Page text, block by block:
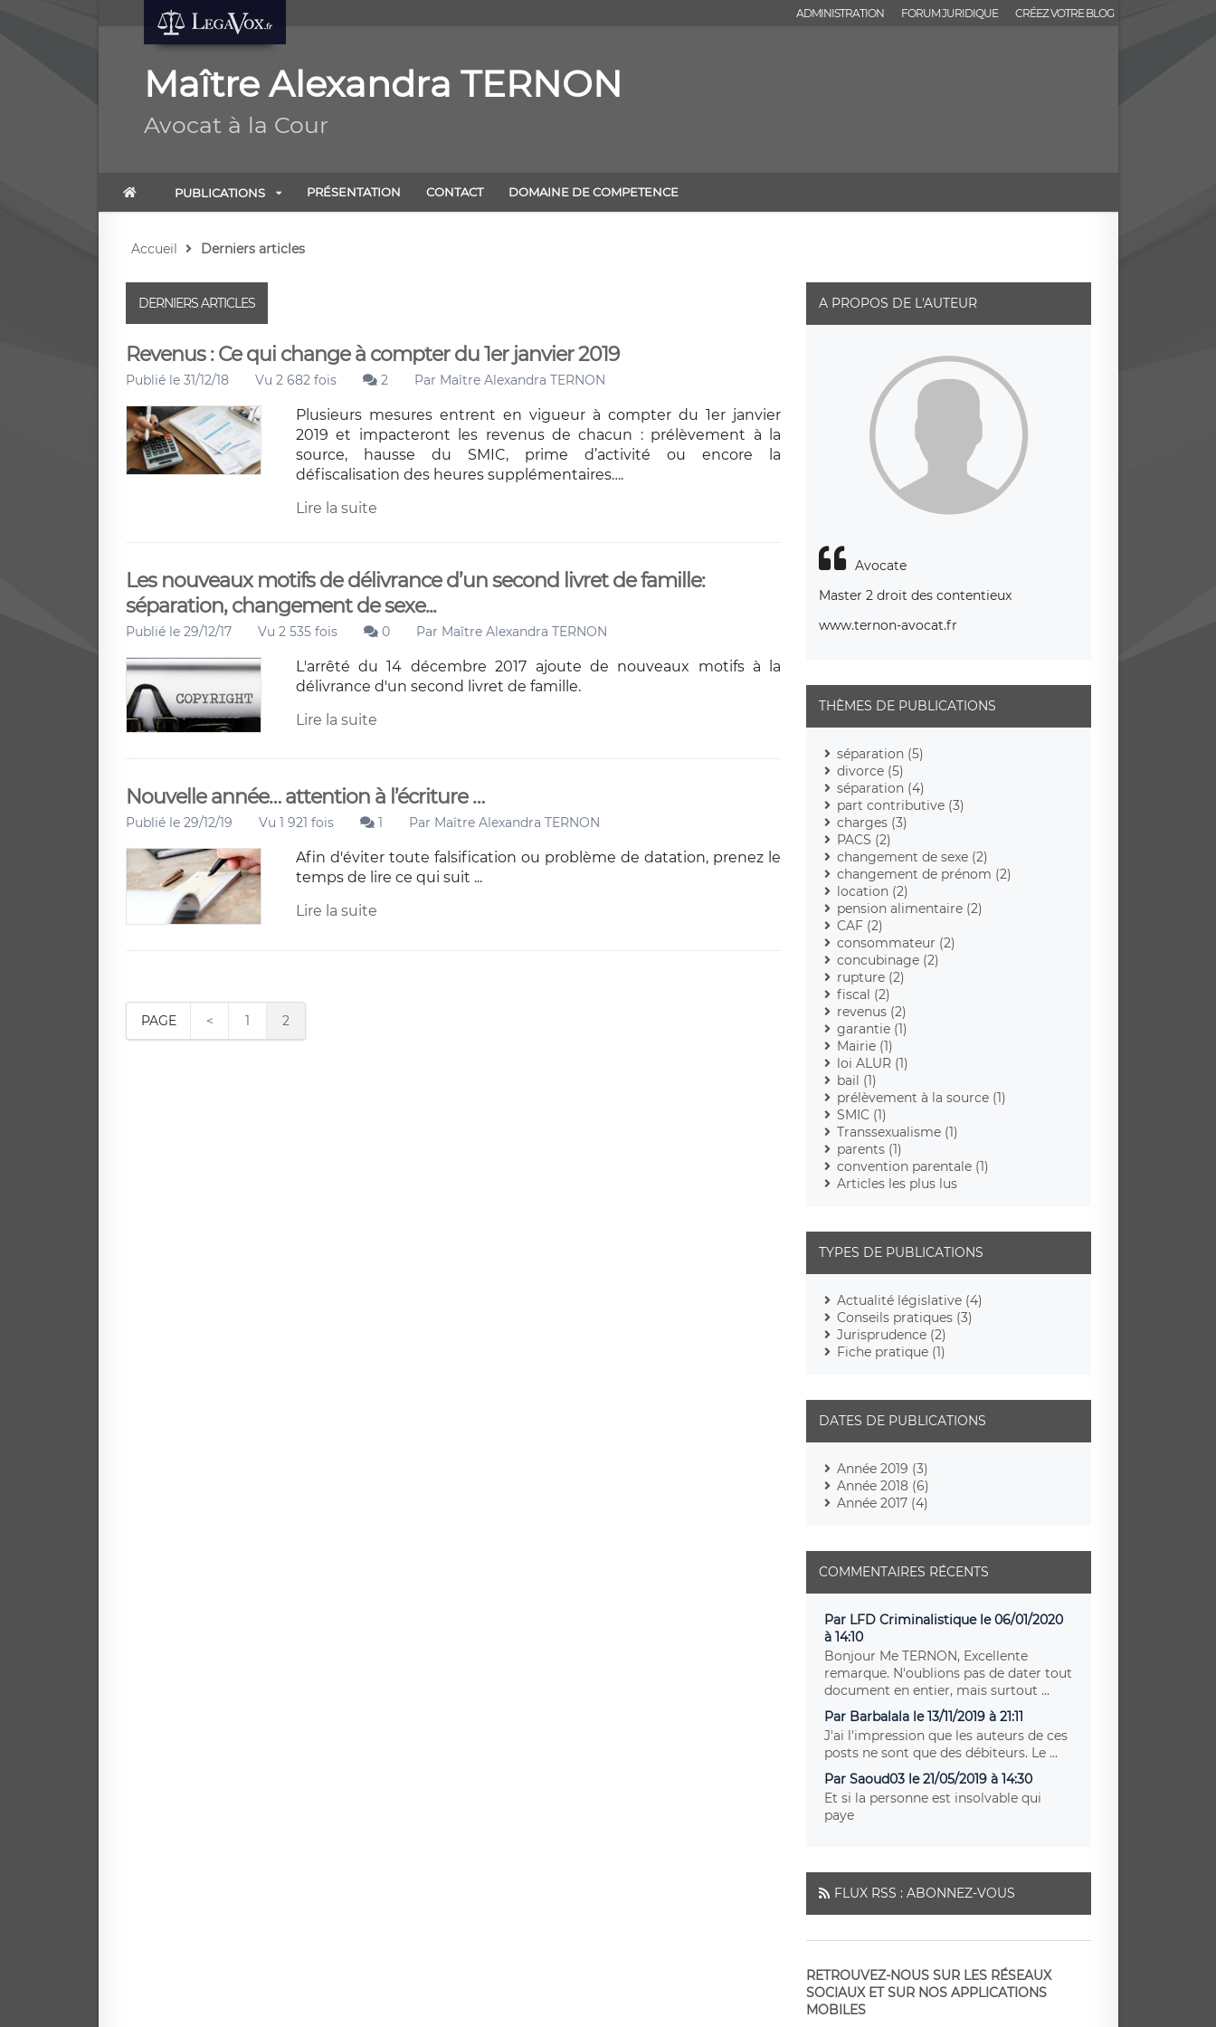
ADMINISTRATION FORUM JURIDIQUE CRÉEZ VOTRE BLOG
Maître Alexandra TERNON
Avocat à la Cour
PUBLICATIONS PRÉSENTATION CONTACT DOMAINE DE COMPETENCE
Accueil Derniers articles
DERNIERS ARTICLES
Revenus : Ce qui change à compter du 1er janvier 2019
Publié le 31/12/18 Vu 2 682 fois 2 Par Maître Alexandra TERNON
Plusieurs mesures entrent en vigueur à compter du 1er janvier
2019 et impacteront les revenus de chacun : prélèvement à la
source, hausse du SMIC, prime d’activité ou encore la
défiscalisation des heures supplémentaires….
Lire la suite
Les nouveaux motifs de délivrance d’un second livret de famille:
séparation, changement de sexe...
Publié le 29/12/17 Vu 2 535 fois 0 Par Maître Alexandra TERNON
L'arrêté du 14 décembre 2017 ajoute de nouveaux motifs à la
délivrance d'un second livret de famille.
Lire la suite
Nouvelle année… attention à l’écriture …
Publié le 29/12/19 Vu 1 921 fois 1 Par Maître Alexandra TERNON
Afin d'éviter toute falsification ou problème de datation, prenez le
temps de lire ce qui suit ...
Lire la suite
PAGE < 1 2
A PROPOS DE L'AUTEUR
Avocate
Master 2 droit des contentieux
www.ternon-avocat.fr
THÈMES DE PUBLICATIONS
séparation (5)
divorce (5)
séparation (4)
part contributive (3)
charges (3)
PACS (2)
changement de sexe (2)
changement de prénom (2)
location (2)
pension alimentaire (2)
CAF (2)
consommateur (2)
concubinage (2)
rupture (2)
fiscal (2)
revenus (2)
garantie (1)
Mairie (1)
loi ALUR (1)
bail (1)
prélèvement à la source (1)
SMIC (1)
Transsexualisme (1)
parents (1)
convention parentale (1)
Articles les plus lus
TYPES DE PUBLICATIONS
Actualité législative (4)
Conseils pratiques (3)
Jurisprudence (2)
Fiche pratique (1)
DATES DE PUBLICATIONS
Année 2019 (3)
Année 2018 (6)
Année 2017 (4)
COMMENTAIRES RÉCENTS
Par LFD Criminalistique le 06/01/2020
à 14:10
Bonjour Me TERNON, Excellente
remarque. N'oublions pas de dater tout
document en entier, mais surtout ...
Par Barbalala le 13/11/2019 à 21:11
J'ai l'impression que les auteurs de ces
posts ne sont que des débiteurs. Le ...
Par Saoud03 le 21/05/2019 à 14:30
Et si la personne est insolvable qui
paye
FLUX RSS : ABONNEZ-VOUS
RETROUVEZ-NOUS SUR LES RÉSEAUX
SOCIAUX ET SUR NOS APPLICATIONS
MOBILES